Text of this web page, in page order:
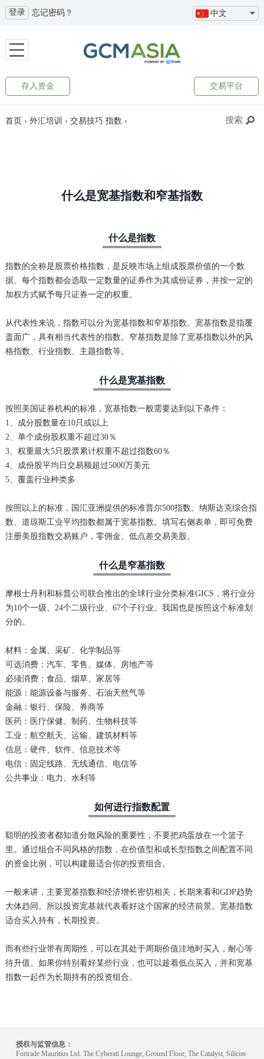
中文
登录 忘记密码？
存入资金 交易平台
首页 › 外汇培训 › 交易技巧 指数 › 搜索
什么是宽基指数和窄基指数
什么是指数
指数的全称是股票价格指数，是反映市场上组成股票价值的一个数
据。每个指数都会选取一定数量的证券作为其成份证券，并按一定的
加权方式赋予每只证券一定的权重。
从代表性来说，指数可以分为宽基指数和窄基指数。宽基指数是指覆
盖面广，具有相当代表性的指数。窄基指数是除了宽基指数以外的风
格指数、行业指数、主题指数等。
什么是宽基指数
按照美国证券机构的标准，宽基指数一般需要达到以下条件：
1、成分股数量在10只或以上
2、单个成份股权重不超过30％
3、权重最大5只股票累计权重不超过指数60％
4、成份股平均日交易额超过5000万美元
5、覆盖行业种类多
按照以上的标准，国汇亚洲提供的标准普尔500指数、纳斯达克综合指
数、道琼斯工业平均指数都属于宽基指数。填写右侧表单，即可免费
注册美股指数交易账户，零佣金、低点差交易美股。
什么是窄基指数
摩根士丹利和标普公司联合推出的全球行业分类标准GICS，将行业分
为10个一级、24个二级行业、67个子行业。我国也是按照这个标准划
分的。
材料：金属、采矿、化学制品等
可选消费：汽车、零售、媒体、房地产等
必须消费：食品、烟草、家居等
能源：能源设备与服务、石油天然气等
金融：银行、保险、券商等
医药：医疗保健、制药、生物科技等
工业：航空航天、运输、建筑材料等
信息：硬件、软件、信息技术等
电信：固定线路、无线通信、电信等
公共事业：电力、水利等
如何进行指数配置
聪明的投资者都知道分散风险的重要性，不要把鸡蛋放在一个篮子
里。通过组合不同风格的指数，在价值型和成长型指数之间配置不同
的资金比例，可以构建最适合你的投资组合。
一般来讲，主要宽基指数和经济增长密切相关，长期来看和GDP趋势
大体趋同。所以投资宽基就代表看好这个国家的经济前景。宽基指数
适合买入持有，长期投资。
而有些行业带有周期性，可以在其处于周期价值洼地时买入，耐心等
待升值。如果你特别看好某些行业，也可以趁着低点买入，并和宽基
指数一起作为长期持有的投资组合。
授权与监管信息：
Fortrade Mauritius Ltd. The Cyberati Lounge, Ground Floor, The Catalyst, Silicon